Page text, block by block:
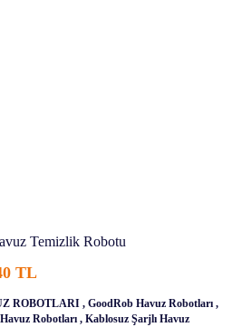
Temizlik Robotu
TL
ROBOTLARI , GoodRob Havuz Robotları ,
Robotları , Kablosuz Şarjlı Havuz